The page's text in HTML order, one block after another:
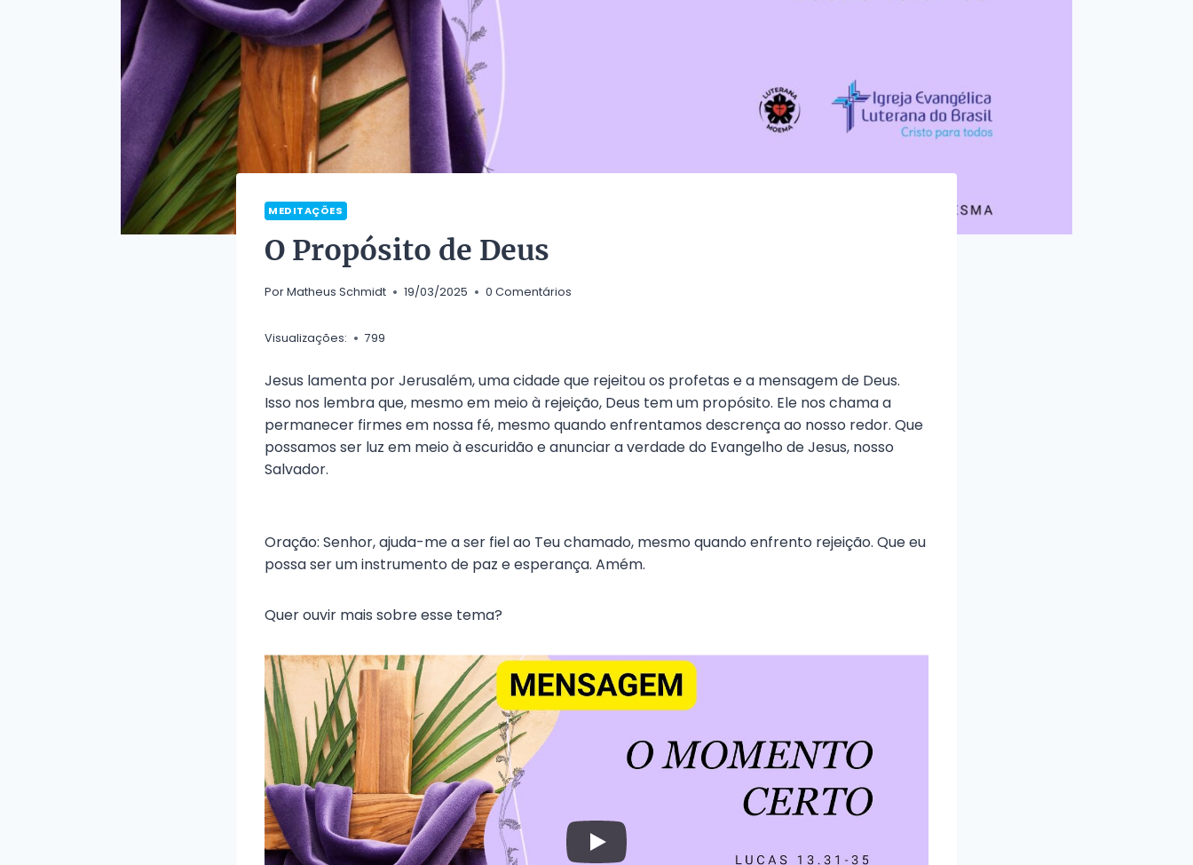
MEDITAÇÕES
O Propósito de Deus
PorMatheus Schmidt 19/03/2025 0 Comentários
Visualizações: 799
Jesus lamenta por Jerusalém, uma cidade que rejeitou os profetas e a mensagem de Deus.
Isso nos lembra que, mesmo em meio à rejeição, Deus tem um propósito. Ele nos chama a
permanecer firmes em nossa fé, mesmo quando enfrentamos descrença ao nosso redor. Que
possamos ser luz em meio à escuridão e anunciar a verdade do Evangelho de Jesus, nosso
Salvador.
Oração: Senhor, ajuda-me a ser fiel ao Teu chamado, mesmo quando enfrento rejeição. Que eu
possa ser um instrumento de paz e esperança. Amém.
Quer ouvir mais sobre esse tema?